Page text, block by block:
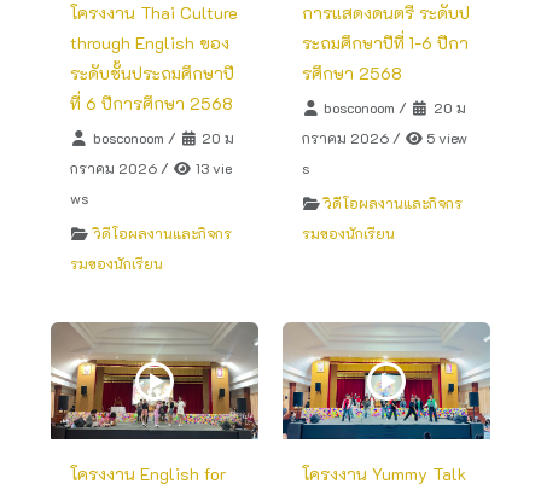
โครงงาน Thai Culture
through English ของ
ระดับชั้นประถมศึกษาปี
ที่ 6 ปีการศึกษา 2568
bosconoom /
20 ม
กราคม 2026/
13 vie
ws
วิดีโอผลงานและกิจกร
รมของนักเรียน
การแสดงดนตรี ระดับป
ระถมศึกษาปีที่ 1-6 ปีกา
รศึกษา 2568
bosconoom /
20 ม
กราคม 2026/
5 view
s
วิดีโอผลงานและกิจกร
รมของนักเรียน
โครงงาน English for
โครงงาน Yummy Talk